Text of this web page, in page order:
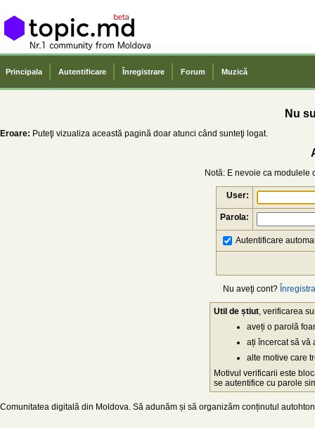
Principala Autentificare Înregistrare Forum Muzică
Nu
Eroare: Puteţi vizualiza această pagină doar atunci când sunteţi logat.
Notă: E nevoie ca modulele
User:
Parola:
Autentificare
Nu aveţi cont?
Util de știut , verificarea
aveți o parolă
ați încercat să vă
alte motive care
Motivul verificarii este
se autentifice cu parole
Comunitatea digitală din Moldova. Să adunăm și să organizăm conținutul